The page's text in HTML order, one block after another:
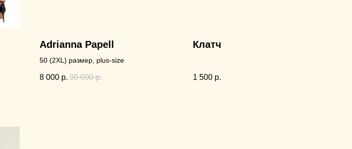
Adrianna Papell
50 (2XL) размер, plus-size
8 000 р. 30 000 р.
Клатч
1 500 р.